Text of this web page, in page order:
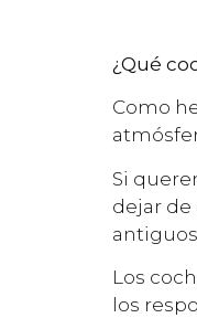
¿Qué
Como
Si
dejar de
Los
los